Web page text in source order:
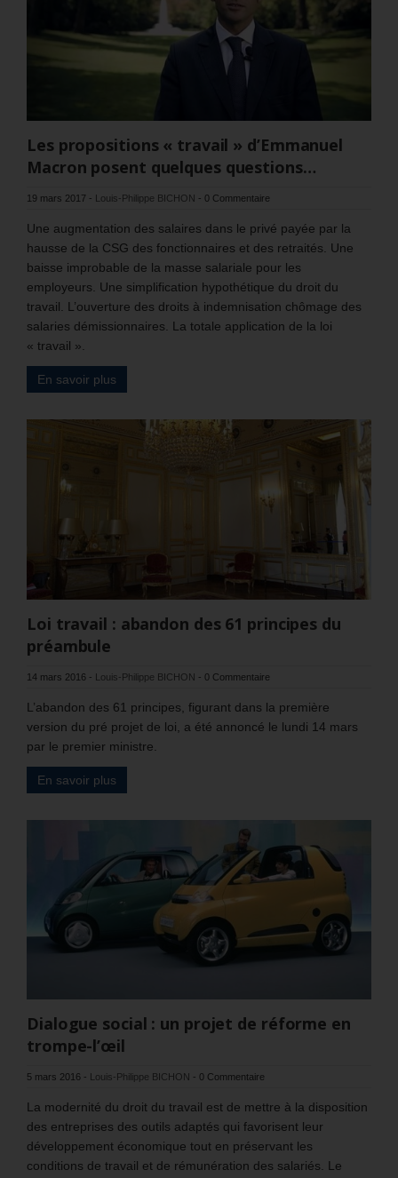
Les propositions « travail » d’Emmanuel
Macron posent quelques questions…
19 mars 2017 - Louis-Philippe BICHON - 0 Commentaire
Une augmentation des salaires dans le privé payée par la
hausse de la CSG des fonctionnaires et des retraités. Une
baisse improbable de la masse salariale pour les
employeurs. Une simplification hypothétique du droit du
travail. L’ouverture des droits à indemnisation chômage des
salaries démissionnaires. La totale application de la loi
« travail ».
En savoir plus
Loi travail : abandon des 61 principes du
préambule
14 mars 2016 - Louis-Philippe BICHON - 0 Commentaire
L’abandon des 61 principes, figurant dans la première
version du pré projet de loi, a été annoncé le lundi 14 mars
par le premier ministre.
En savoir plus
Dialogue social : un projet de réforme en
trompe-l’œil
5 mars 2016 - Louis-Philippe BICHON - 0 Commentaire
La modernité du droit du travail est de mettre à la disposition
des entreprises des outils adaptés qui favorisent leur
développement économique tout en préservant les
conditions de travail et de rémunération des salariés. Le